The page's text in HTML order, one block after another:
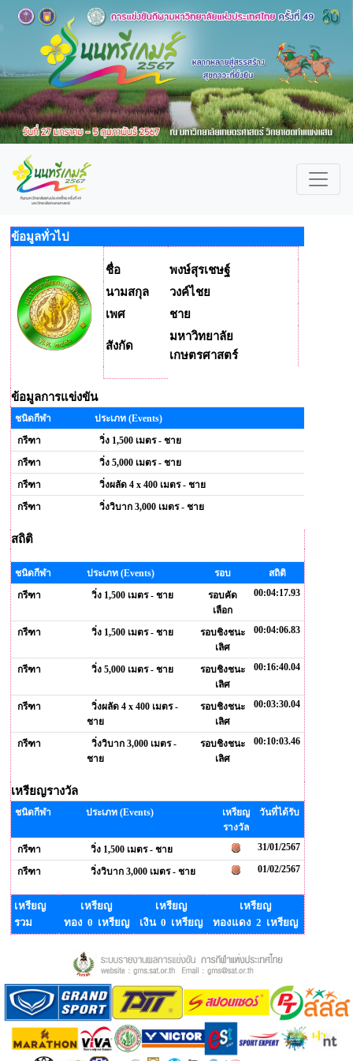
ข้อมูลทั่วไป
ชื่อ
พงษ์สุรเชษฐ์
นามสกุล
วงค์ไชย
เพศ
ชาย
สังกัด
มหาวิทยาลัย
เกษตรศาสตร์
ข้อมูลการแข่งขัน
ชนิดกีฬา
ประเภท (Events)
กรีฑา
วิ่ง 1,500 เมตร - ชาย
กรีฑา
วิ่ง 5,000 เมตร - ชาย
กรีฑา
วิ่งผลัด 4 x 400 เมตร - ชาย
กรีฑา
วิ่งวิบาก 3,000 เมตร - ชาย
สถิติ
ชนิดกีฬา ประเภท (Events) รอบ
สถิติ
กรีฑา
วิ่ง 1,500 เมตร - ชาย
รอบคัด
เลือก
00:04:17.93
กรีฑา วิ่ง 1,500 เมตร - ชาย
รอบชิงชนะ
เลิศ
00:04:06.83
กรีฑา วิ่ง 5,000 เมตร - ชาย
รอบชิงชนะ
เลิศ
00:16:40.04
กรีฑา
วิ่งผลัด 4 x 400 เมตร -
ชาย
รอบชิงชนะ
เลิศ
00:03:30.04
กรีฑา
วิ่งวิบาก 3,000 เมตร -
ชาย
รอบชิงชนะ
เลิศ
00:10:03.46
เหรียญรางวัล
ชนิดกีฬา ประเภท (Events)
เหรียญ
รางวัล
วันที่ได้รับ
กรีฑา วิ่ง 1,500 เมตร - ชาย 31/01/2567
กรีฑา วิ่งวิบาก 3,000 เมตร - ชาย 01/02/2567
เหรียญ
รวม
เหรียญ
ทอง 0 เหรียญ
เหรียญ
เงิน 0 เหรียญ
เหรียญ
ทองแดง 2 เหรียญ